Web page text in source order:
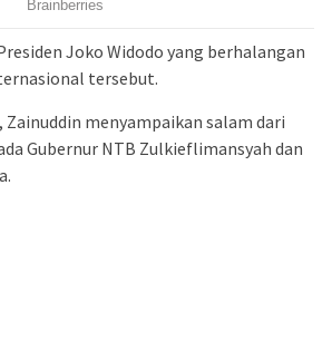
Joko Widodo yang berhalangan
tersebut.
menyampaikan salam dari
Gubernur NTB Zulkieflimansyah dan